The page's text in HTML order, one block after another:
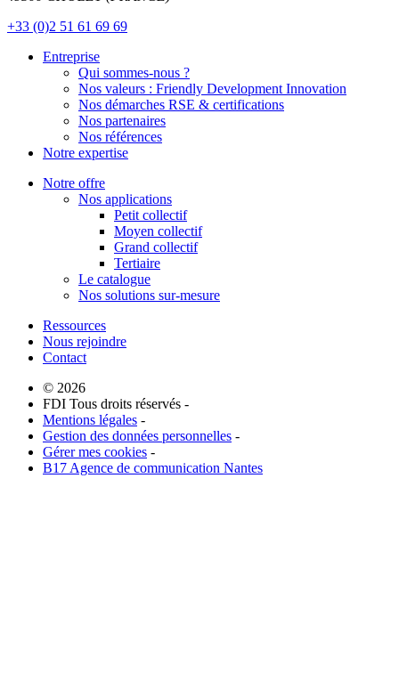
+33 (0)2 51 61 69 69
Entreprise
Qui sommes-nous ?
Nos valeurs : Friendly Development Innovation
Nos démarches RSE & certifications
Nos partenaires
Nos références
Notre expertise
Notre offre
Nos applications
Petit collectif
Moyen collectif
Grand collectif
Tertiaire
Le catalogue
Nos solutions sur-mesure
Ressources
Nous rejoindre
Contact
© 2026
FDI Tous droits réservés -
Mentions légales -
Gestion des données personnelles -
Gérer mes cookies -
B17 Agence de communication Nantes